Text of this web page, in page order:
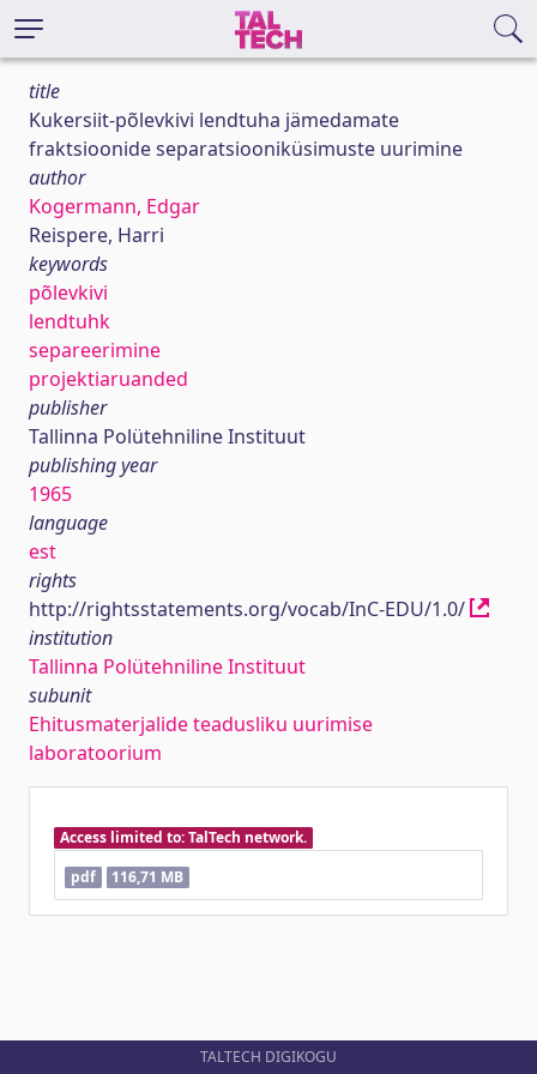
title
Kukersiit-põlevkivi lendtuha jämedamate
fraktsioonide separatsiooniküsimuste uurimine
author
Kogermann, Edgar
Reispere, Harri
keywords
põlevkivi
lendtuhk
separeerimine
projektiaruanded
publisher
Tallinna Polütehniline Instituut
publishing year
1965
language
est
rights
http://rightsstatements.org/vocab/InC-EDU/1.0/
institution
Tallinna Polütehniline Instituut
subunit
Ehitusmaterjalide teadusliku uurimise
laboratoorium
Access limited to: TalTech network.
pdf
116,71 MB
TALTECH DIGIKOGU